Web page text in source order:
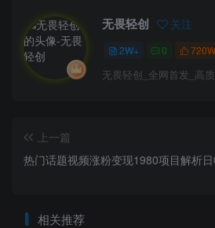
无畏轻创 关注
2W+ 0
无畏轻创_全网首发_高
上一篇
热门话题视频涨粉变现1980项目解析日
相关推荐